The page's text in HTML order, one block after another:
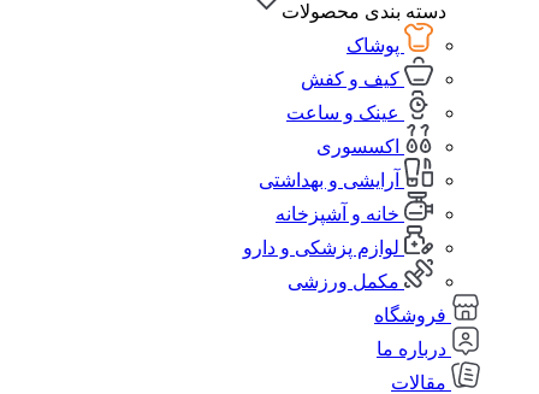
دسته بندی محصولات
پوشاک
کیف و کفش
عینک و ساعت
اکسسوری
آرایشی و بهداشتی
خانه و آشپزخانه
لوازم پزشکی و دارو
مکمل ورزشی
فروشگاه
درباره ما
مقالات